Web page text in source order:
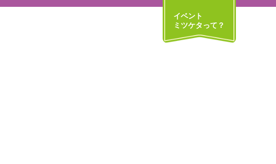
イベント
ミツケタって？